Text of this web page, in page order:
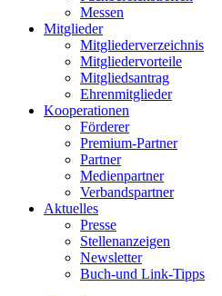
Messen
Mitglieder
Mitgliederverzeichnis
Mitgliedervorteile
Mitgliedsantrag
Ehrenmitglieder
Kooperationen
Förderer
Premium-Partner
Partner
Medienpartner
Verbandspartner
Aktuelles
Presse
Stellenanzeigen
Newsletter
Buch-und Link-Tipps